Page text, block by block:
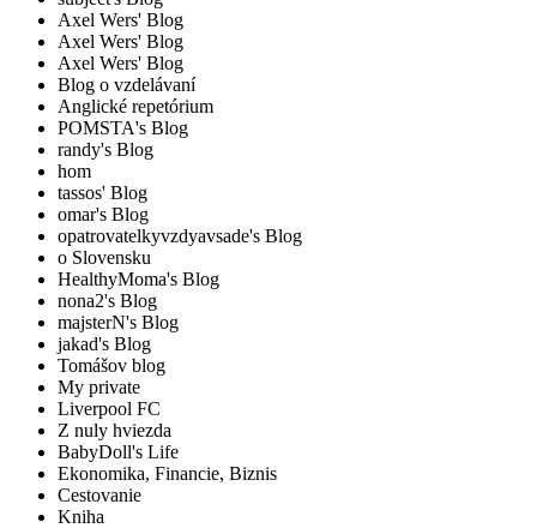
Axel Wers' Blog
Axel Wers' Blog
Axel Wers' Blog
Blog o vzdelávaní
Anglické repetórium
POMSTA's Blog
randy's Blog
hom
tassos' Blog
omar's Blog
opatrovatelkyvzdyavsade's Blog
o Slovensku
HealthyMoma's Blog
nona2's Blog
majsterN's Blog
jakad's Blog
Tomášov blog
My private
Liverpool FC
Z nuly hviezda
BabyDoll's Life
Ekonomika, Financie, Biznis
Cestovanie
Kniha